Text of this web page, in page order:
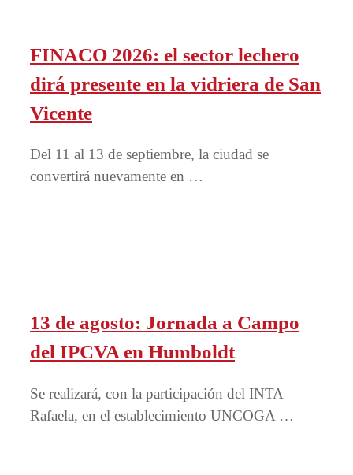
FINACO 2026: el sector lechero
dirá presente en la vidriera de San
Vicente
Del 11 al 13 de septiembre, la ciudad se
convertirá nuevamente en …
13 de agosto: Jornada a Campo
del IPCVA en Humboldt
Se realizará, con la participación del INTA
Rafaela, en el establecimiento UNCOGA …